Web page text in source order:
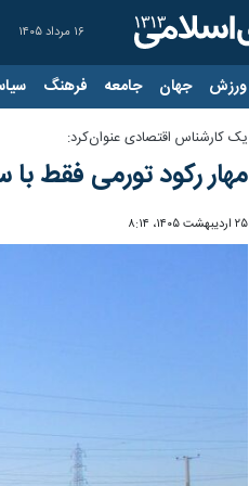
۱۶ مرداد ۱۴۰۵
ورزش جهان جامعه فرهنگ
یک کارشناس اقتصادی عنوان‌کرد:
مهار رکود تورمی فقط
۲۵ اردیبهشت ۱۴۰۵، ۸:۱۴